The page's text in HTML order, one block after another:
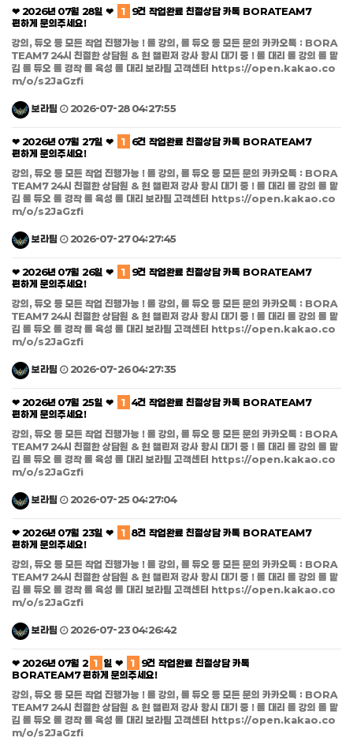
❤ 2026년 07월 28일 ❤ 1
9건 작업완료 친절상담 카톡 BORATEAM7
편하게 문의주세요!
강의, 듀오 등 모든 작업 진행가능 ! 롤 강의, 롤 듀오 등 모든 문의 카카오톡 : BORA
TEAM7 24시 친절한 상담원 & 현 챌린저 강사 항시 대기 중 ! 롤 대리 롤 강의 롤 맡
김 롤 듀오 롤 경작 롤 육성 롤 대리 보라팀 고객센터 https://open.kakao.co
m/o/s2JaGzfi
보라팀 2026-07-28 04:27:55
❤ 2026년 07월 27일 ❤ 1
6건 작업완료 친절상담 카톡 BORATEAM7
편하게 문의주세요!
강의, 듀오 등 모든 작업 진행가능 ! 롤 강의, 롤 듀오 등 모든 문의 카카오톡 : BORA
TEAM7 24시 친절한 상담원 & 현 챌린저 강사 항시 대기 중 ! 롤 대리 롤 강의 롤 맡
김 롤 듀오 롤 경작 롤 육성 롤 대리 보라팀 고객센터 https://open.kakao.co
m/o/s2JaGzfi
보라팀 2026-07-27 04:27:45
❤ 2026년 07월 26일 ❤ 1
9건 작업완료 친절상담 카톡 BORATEAM7
편하게 문의주세요!
강의, 듀오 등 모든 작업 진행가능 ! 롤 강의, 롤 듀오 등 모든 문의 카카오톡 : BORA
TEAM7 24시 친절한 상담원 & 현 챌린저 강사 항시 대기 중 ! 롤 대리 롤 강의 롤 맡
김 롤 듀오 롤 경작 롤 육성 롤 대리 보라팀 고객센터 https://open.kakao.co
m/o/s2JaGzfi
보라팀 2026-07-26 04:27:35
❤ 2026년 07월 25일 ❤ 1 4건 작업완료 친절상담 카톡 BORATEAM7
편하게 문의주세요!
강의, 듀오 등 모든 작업 진행가능 ! 롤 강의, 롤 듀오 등 모든 문의 카카오톡 : BORA
TEAM7 24시 친절한 상담원 & 현 챌린저 강사 항시 대기 중 ! 롤 대리 롤 강의 롤 맡
김 롤 듀오 롤 경작 롤 육성 롤 대리 보라팀 고객센터 https://open.kakao.co
m/o/s2JaGzfi
보라팀 2026-07-25 04:27:04
❤ 2026년 07월 23일 ❤ 1 8건 작업완료 친절상담 카톡 BORATEAM7
편하게 문의주세요!
강의, 듀오 등 모든 작업 진행가능 ! 롤 강의, 롤 듀오 등 모든 문의 카카오톡 : BORA
TEAM7 24시 친절한 상담원 & 현 챌린저 강사 항시 대기 중 ! 롤 대리 롤 강의 롤 맡
김 롤 듀오 롤 경작 롤 육성 롤 대리 보라팀 고객센터 https://open.kakao.co
m/o/s2JaGzfi
보라팀 2026-07-23 04:26:42
❤ 2026년 07월 2 1 일 ❤ 1
9건 작업완료 친절상담 카톡
BORATEAM7 편하게 문의주세요!
강의, 듀오 등 모든 작업 진행가능 ! 롤 강의, 롤 듀오 등 모든 문의 카카오톡 : BORA
TEAM7 24시 친절한 상담원 & 현 챌린저 강사 항시 대기 중 ! 롤 대리 롤 강의 롤 맡
김 롤 듀오 롤 경작 롤 육성 롤 대리 보라팀 고객센터 https://open.kakao.co
m/o/s2JaGzfi